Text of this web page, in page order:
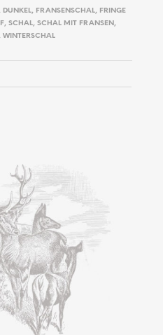
DUNKEL, FRANSENSCHAL, FRINGE
, SCHAL, SCHAL MIT FRANSEN,
WINTERSCHAL